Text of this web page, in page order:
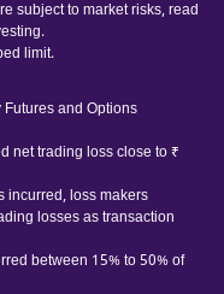
subject to market risks, read
limit.
and Options
net trading loss close to ₹
incurred, loss makers
losses as transaction
between 15% to 50% of